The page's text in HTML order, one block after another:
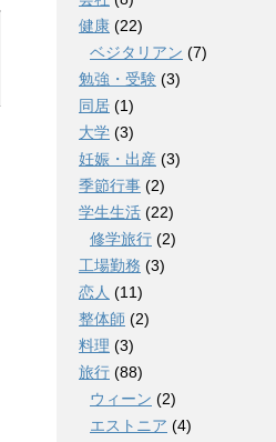
健康 (22)
ベジタリアン (7)
勉強・受験 (3)
同居 (1)
大学 (3)
妊娠・出産 (3)
季節行事 (2)
学生生活 (22)
修学旅行 (2)
工場勤務 (3)
恋人 (11)
整体師 (2)
料理 (3)
旅行 (88)
ウィーン (2)
エストニア (4)